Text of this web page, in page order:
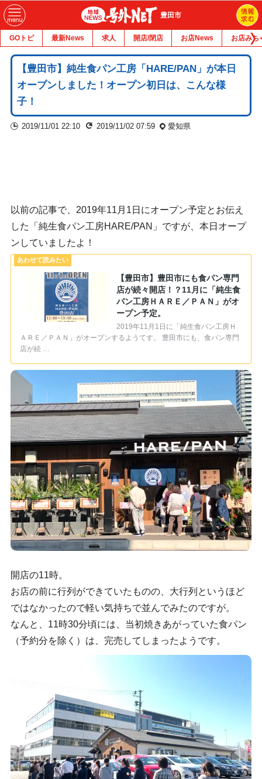
豊田市
GOトピ 最新News 求人 開店/閉店 お店News お店みち
【豊田市】純生食パン工房「HARE/PAN」が本日
オープンしました！オープン初日は、こんな様
子！
2019/11/01 22:10 2019/11/02 07:59 愛知県
以前の記事で、2019年11月1日にオープン予定とお伝え
した「純生食パン工房HARE/PAN」ですが、本日オープ
ンしていましたよ！
【豊田市】豊田市にも食パン専門
店が続々開店！？11月に「純生食
パン工房ＨＡＲＥ／ＰＡＮ」がオ
ープン予定。
2019年11月1日に「純生食パン工房Ｈ
ＡＲＥ／ＰＡＮ」がオープンするようてす。 豊田市にも、食パン専門
店が続 …
開店の11時。
お店の前に行列ができていたものの、大行列というほど
ではなかったので軽い気持ちで並んでみたのですが。
なんと、11時30分頃には、当初焼きあがっていた食パン
（予約分を除く）は、完売してしまったようです。